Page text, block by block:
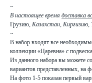
~
В настоящее время доставка
Грузию, Казахстан,
~
В набор входят все
коллекции «Царевна» с
Из данного набора вы можете
вариантов представленных, на
На фото 1-5 показан первый